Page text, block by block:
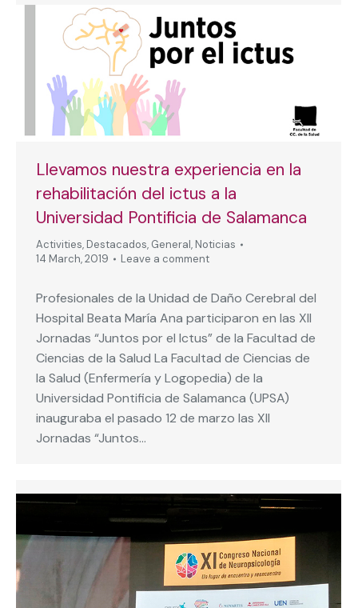
Llevamos nuestra experiencia en la
rehabilitación del ictus a la
Universidad Pontificia de Salamanca
Activities, Destacados, General, Noticias
14 March, 2019
Leave a comment
Profesionales de la Unidad de Daño Cerebral del
Hospital Beata María Ana participaron en las XII
Jornadas “Juntos por el Ictus” de la Facultad de
Ciencias de la Salud La Facultad de Ciencias de
la Salud (Enfermería y Logopedia) de la
Universidad Pontificia de Salamanca (UPSA)
inauguraba el pasado 12 de marzo las XII
Jornadas “Juntos…